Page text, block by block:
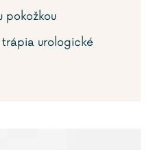
pokožkou
trápia urologické